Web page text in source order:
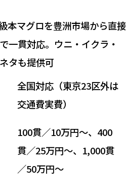
本マグロを豊洲市場から直接
一貫対応。ウニ・イクラ・
タも提供可
全国対応（東京23区外は
交通費実費）
100貫／10万円〜、400
貫／25万円〜、1,000貫
／50万円〜